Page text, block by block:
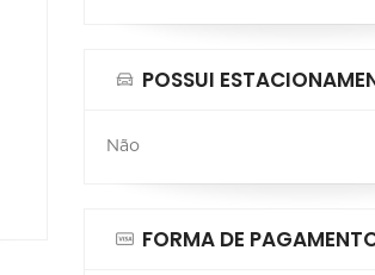
POSSUI
Não
FORMA DE